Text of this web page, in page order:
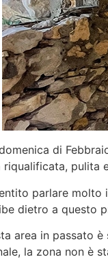
di
riqualificata, pulita
parlare molto
dietro a questo
area in passato
la zona non è